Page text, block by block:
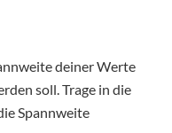
deiner Werte
soll. Trage in die
Spannweite